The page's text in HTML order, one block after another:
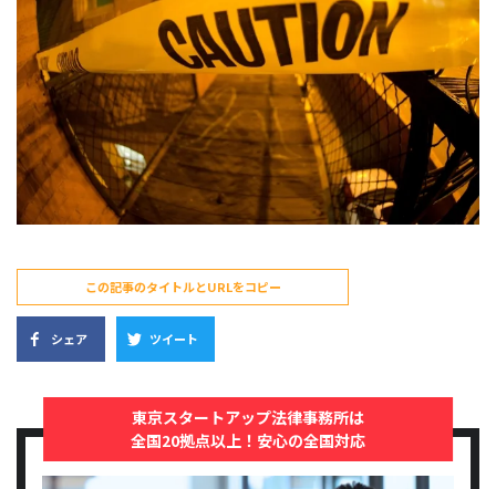
この記事のタイトルとURLをコピー
シェア ツイート
東京スタートアップ法律事務所は
全国20拠点以上！安心の全国対応